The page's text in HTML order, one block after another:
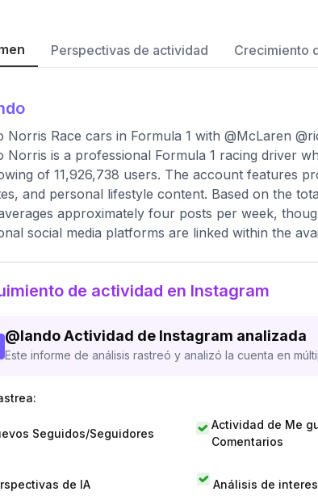
Perspectivas de actividad Crecimiento
Norris Race cars in Formula 1 with @McLaren
Norris is a professional Formula 1 racing driver
of 11,926,738 users. The account features
and personal lifestyle content. Based on the
approximately four posts per week,
social media platforms are linked within the
de actividad en Instagram
@landoActividad de Instagram analizada
Este informe de análisis rastreó y analizó la cuenta en
Seguidos/Seguidores
Actividad de Me
Comentarios
de IA Análisis de